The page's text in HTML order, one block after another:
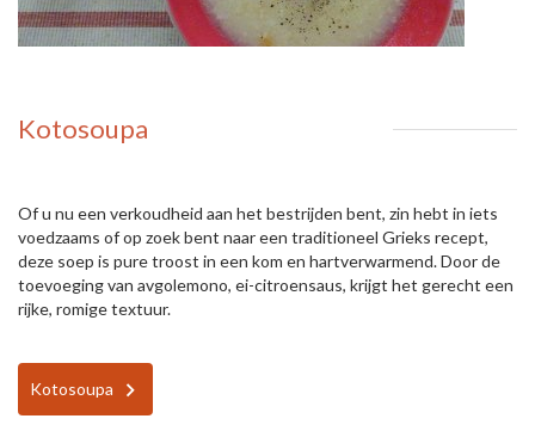
Kotosoupa
Of u nu een verkoudheid aan het bestrijden bent, zin hebt in iets
voedzaams of op zoek bent naar een traditioneel Grieks recept,
deze soep is pure troost in een kom en hartverwarmend. Door de
toevoeging van avgolemono, ei-citroensaus, krijgt het gerecht een
rijke, romige textuur.
Kotosoupa